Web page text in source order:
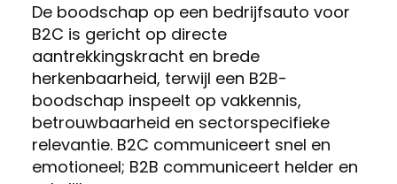
De boodschap op een bedrijfsauto voor
B2C is gericht op directe
aantrekkingskracht en brede
herkenbaarheid, terwijl een B2B-
boodschap inspeelt op vakkennis,
betrouwbaarheid en sectorspecifieke
relevantie. B2C communiceert snel en
emotioneel; B2B communiceert helder en